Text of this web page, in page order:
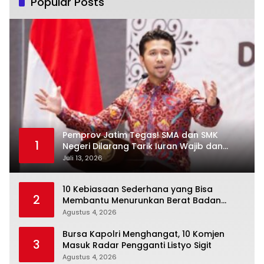
1
Pemprov Jatim Tegas! SMA dan SMK
Negeri Dilarang Tarik Iuran Wajib dan
Paksa Beli Seragam
Juli 13, 2026
2
10 Kebiasaan Sederhana yang Bisa
Membantu Menurunkan Berat Badan
Secara Konsisten
Agustus 4, 2026
3
Bursa Kapolri Menghangat, 10 Komjen
Masuk Radar Pengganti Listyo Sigit
Agustus 4, 2026